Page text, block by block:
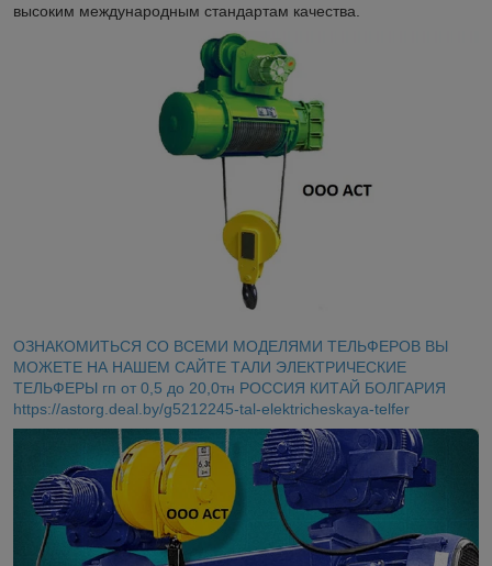
высоким международным стандартам качества.
ОЗНАКОМИТЬСЯ СО ВСЕМИ МОДЕЛЯМИ ТЕЛЬФЕРОВ ВЫ
МОЖЕТЕ НА НАШЕМ САЙТЕ ТАЛИ ЭЛЕКТРИЧЕСКИЕ
ТЕЛЬФЕРЫ гп от 0,5 до 20,0тн РОССИЯ КИТАЙ БОЛГАРИЯ
https://astorg.deal.by/g5212245-tal-elektricheskaya-telfer